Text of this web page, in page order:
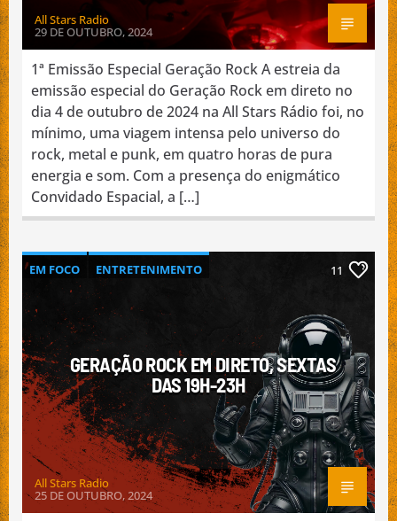
All Stars Radio
29 DE OUTUBRO, 2024
1ª Emissão Especial Geração Rock A estreia da
emissão especial do Geração Rock em direto no
dia 4 de outubro de 2024 na All Stars Rádio foi, no
mínimo, uma viagem intensa pelo universo do
rock, metal e punk, em quatro horas de pura
energia e som. Com a presença do enigmático
Convidado Espacial, a […]
EM FOCO
ENTRETENIMENTO
ESPECIAL GERAÇÃO ROCK
INTERNACIONAL
MÚSICA
NACIONAL
11
GERAÇÃO ROCK EM DIRETO, SEXTAS
DAS 19H-23H
All Stars Radio
25 DE OUTUBRO, 2024